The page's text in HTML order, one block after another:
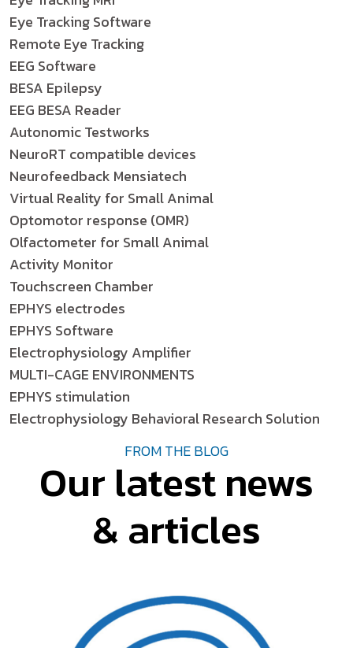
Eye Tracking Software
Remote Eye Tracking
EEG Software
BESA Epilepsy
EEG BESA Reader
Autonomic Testworks
NeuroRT compatible devices
Neurofeedback Mensiatech
Virtual Reality for Small Animal
Optomotor response (OMR)
Olfactometer for Small Animal
Activity Monitor
Touchscreen Chamber
EPHYS electrodes
EPHYS Software
Electrophysiology Amplifier
MULTI-CAGE ENVIRONMENTS
EPHYS stimulation
Electrophysiology Behavioral Research Solution
FROM THE BLOG
Our latest news
& articles